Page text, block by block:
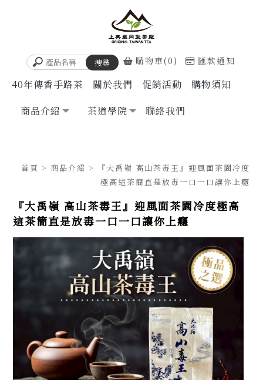
購物車(0) 匯款通知
40年傳香手路茶 關於我們 促銷活動
購物須知
商品介紹
茶道學院 聯絡我們
首頁 > 商品介紹 > 『大禹嶺 高山茶毒王』迎風面茶園冷度
極高這茶簡直是放毒一口一口讓你上癮
『大禹嶺 高山茶毒王』迎風面茶園冷度極高
這茶簡直是放毒一口一口讓你上癮